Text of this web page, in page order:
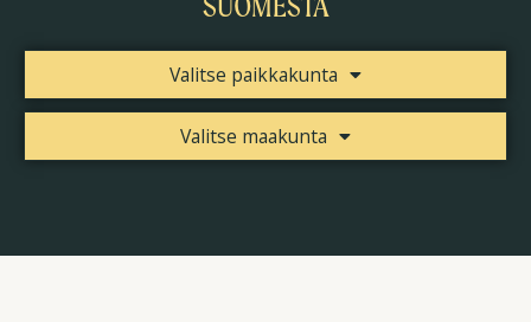
Valitse paikkakunta
Valitse maakunta